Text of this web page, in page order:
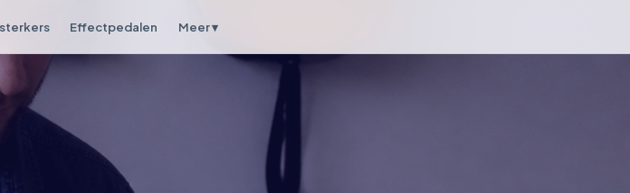
Effectpedalen Meer ▾